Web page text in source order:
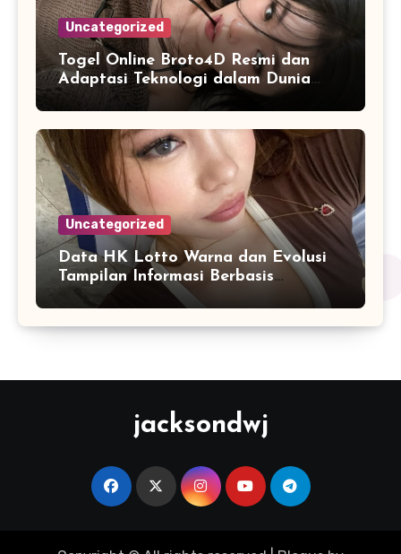
Uncategorized
Togel Online Broto4D Resmi dan
Adaptasi Teknologi dalam Dunia
Permainan
Uncategorized
Data HK Lotto Warna dan Evolusi
Tampilan Informasi Berbasis
Visualisasi Digital
jacksondwj